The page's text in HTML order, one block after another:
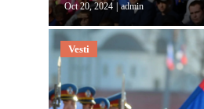
Oct 20, 2024 admin
Vesti